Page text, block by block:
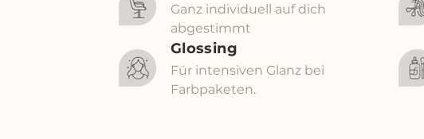
Ganz individuell auf dich
abgestimmt
Glossing
Für intensiven Glanz bei
Farbpaketen.